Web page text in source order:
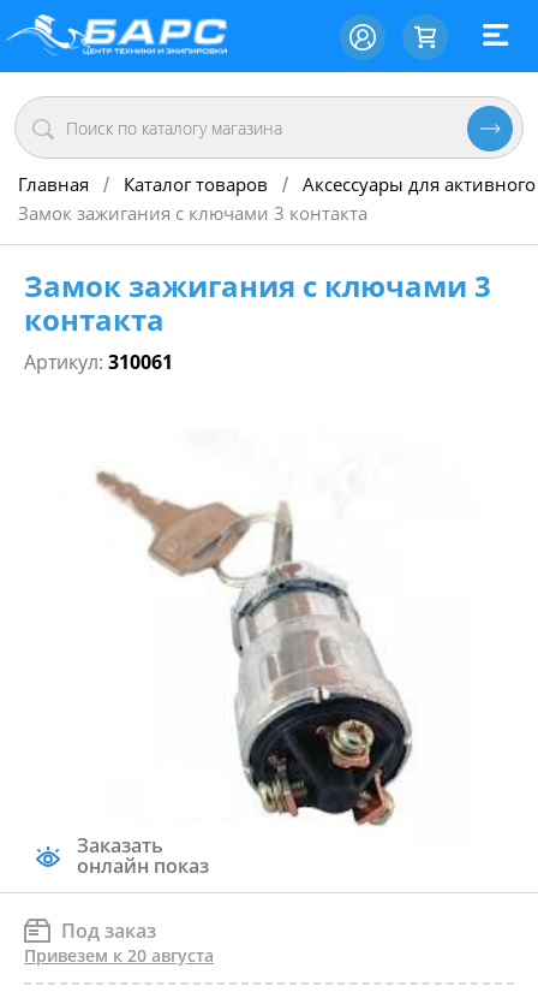
Главная / Каталог товаров / Аксессуары для
Замок зажигания с ключами 3 контакта
Замок зажигания с ключами 3
контакта
Артикул: 310061
Заказать
онлайн показ
Под заказ
Привезем к 20 августа